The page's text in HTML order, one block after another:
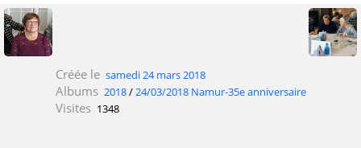
Créée le samedi 24 mars 2018
Albums 2018/24/03/2018 Namur-35e anniversaire
Visites 1348